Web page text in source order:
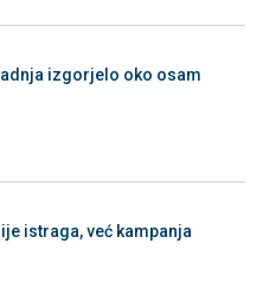
izgorjelo oko osam
istraga, već kampanja